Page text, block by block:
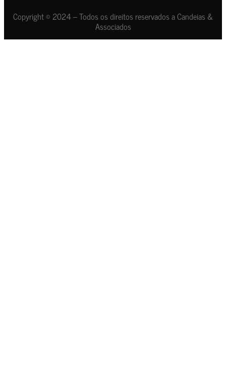
Copyright © 2024 – Todos os direitos reservados a Candeias &
Associados